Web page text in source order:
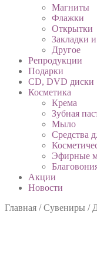
Магниты
Флажки
Открытки
Закладки
Другое
Репродукции
Подарки
CD, DVD диски
Косметика
Крема
Зубная
Мыло
Средства
Эфирные
Акции
Новости
Главная /Сувениры /